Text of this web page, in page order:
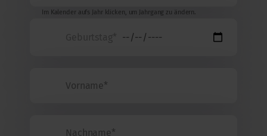
Im Kalender aufs Jahr klicken, um Jahrgang zu ändern.